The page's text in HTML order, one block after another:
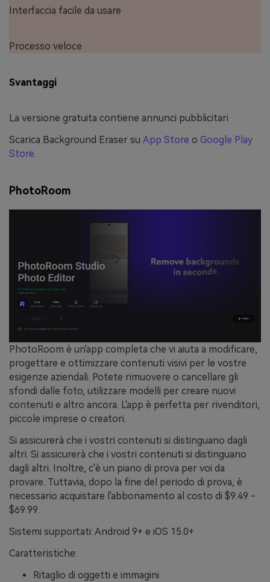
Interfaccia facile da usare
Processo veloce
Svantaggi
La versione gratuita contiene annunci pubblicitari
Scarica Background Eraser su App Store o Google Play
Store
PhotoRoom
PhotoRoom è un'app completa che vi aiuta a modificare,
progettare e ottimizzare contenuti visivi per le vostre
esigenze aziendali. Potete rimuovere o cancellare gli
sfondi dalle foto, utilizzare modelli per creare nuovi
contenuti e altro ancora. L'app è perfetta per rivenditori,
piccole imprese o creatori.
Si assicurerà che i vostri contenuti si distinguano dagli
altri. Si assicurerà che i vostri contenuti si distinguano
dagli altri. Inoltre, c'è un piano di prova per voi da
provare. Tuttavia, dopo la fine del periodo di prova, è
necessario acquistare l'abbonamento al costo di $9.49 -
$69.99.
Sistemi supportati: Android 9+ e iOS 15.0+
Caratteristiche:
Ritaglio di oggetti e immagini